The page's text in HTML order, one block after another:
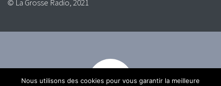
© La Grosse Radio, 2021
Nous utilisons des cookies pour vous garantir la meilleure